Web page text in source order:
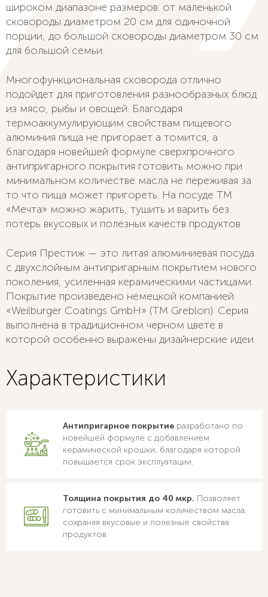
широком диапазоне размеров: от маленькой
сковороды диаметром 20 см для одиночной
порции, до большой сковороды диаметром 30 см
для большой семьи.
Многофункциональная сковорода отлично
подойдет для приготовления разнообразных блюд
из мясо, рыбы и овощей. Благодаря
термоаккумулирующим свойствам пищевого
алюминия пища не пригорает а томится, а
благодаря новейшей формуле сверхпрочного
антипригарного покрытия готовить можно при
минимальном количестве масла не переживая за
то что пища может пригореть. На посуде ТМ
«Мечта» можно жарить, тушить и варить без
потерь вкусовых и полезных качеств продуктов.
Серия Престиж — это литая алюминиевая посуда
с двухслойным антипригарным покрытием нового
поколения, усиленная керамическими частицами.
Покрытие произведено немецкой компанией
«Weilburger Coatings GmbH» (ТМ Greblon). Серия
выполнена в традиционном черном цвете в
которой особенно выражены дизайнерские идеи.
Характеристики
Антипригарное покрытие разработано по
новейшей формуле с добавлением
керамической крошки, благодаря которой
повышается срок эксплуатации.
Толщина покрытия до 40 мкр. Позволяет
готовить с минимальным количеством масла,
сохраняя вкусовые и полезные свойства
продуктов